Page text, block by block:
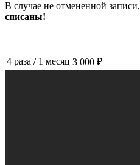
В случае не отмененной записи,
списаны!
4 раза / 1 месяц 3 000 ₽